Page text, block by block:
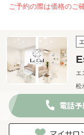
ご予約の際は価格のご
エ
松
電話